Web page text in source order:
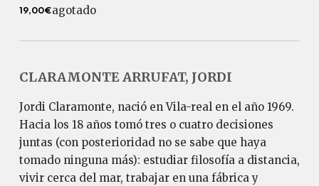
19,00€agotado
CLARAMONTE ARRUFAT, JORDI
Jordi Claramonte, nació en Vila-real en el año 1969.
Hacia los 18 años tomó tres o cuatro decisiones
juntas (con posterioridad no se sabe que haya
tomado ninguna más): estudiar filosofía a distancia,
vivir cerca del mar, trabajar en una fábrica y